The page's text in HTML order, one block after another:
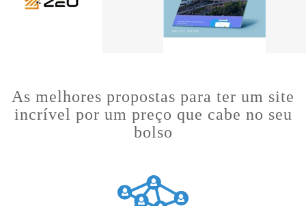
As melhores propostas para ter um site
incrível por um preço que cabe no seu
bolso